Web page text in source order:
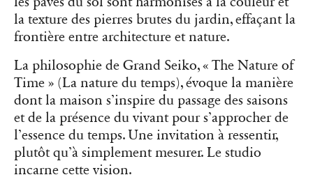
la texture des pierres brutes du jardin, effaçant la
frontière entre architecture et nature.
La philosophie de Grand Seiko, « The Nature of
Time » (La nature du temps), évoque la manière
dont la maison s’inspire du passage des saisons
et de la présence du vivant pour s’approcher de
l’essence du temps. Une invitation à ressentir,
plutôt qu’à simplement mesurer. Le studio
incarne cette vision.